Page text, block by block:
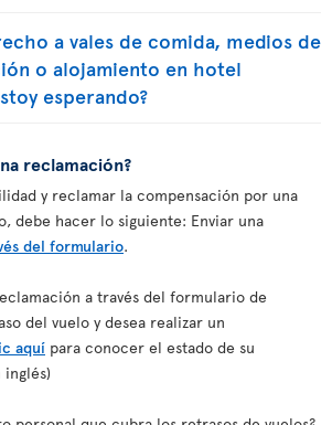
a vales de comida, medios de
o alojamiento en hotel
esperando?
reclamación?
y reclamar la compensación por una
debe hacer lo siguiente: Enviar una
del formulario.
a través del formulario de
del vuelo y desea realizar un
aquí para conocer el estado de su